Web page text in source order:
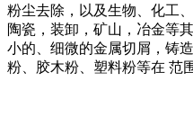
粉尘去除，以及生物、化工
陶瓷，装卸，矿山，冶金等
小的、细微的金属切屑，铸
粉、胶木粉、塑料粉等在 范